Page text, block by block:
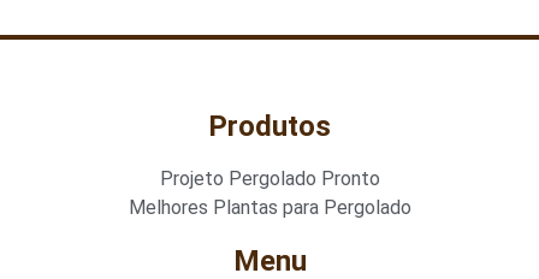
Produtos
Projeto Pergolado Pronto
Melhores Plantas para Pergolado
Menu